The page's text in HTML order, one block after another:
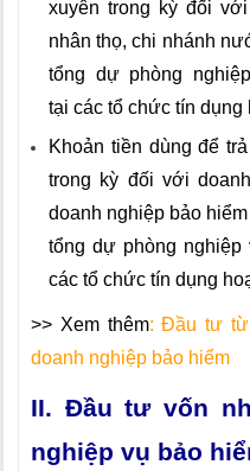
xuyên trong kỳ đối
nhân thọ, chi nhánh
tổng dự phòng
tại các tổ chức tín dụng
Khoản tiền dùng để
trong kỳ đối với
doanh nghiệp bảo
tổng dự phòng
các tổ chức tín dụng
>> Xem thêm: Đầu tư từ
doanh nghiệp bảo hiểm
II. Đầu tư vốn
nghiệp vụ bảo